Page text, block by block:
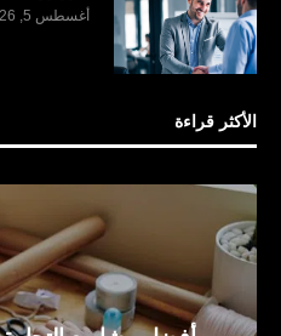
أغسطس 5, 2026
الأكثر قراءة